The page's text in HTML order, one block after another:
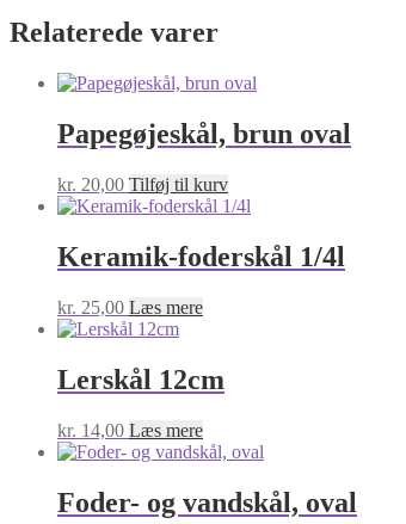
Relaterede varer
Papegøjeskål, brun oval
kr. 20,00 Tilføj til kurv
Keramik-foderskål 1/4l
kr. 25,00 Læs mere
Lerskål 12cm
kr. 14,00 Læs mere
Foder- og vandskål, oval